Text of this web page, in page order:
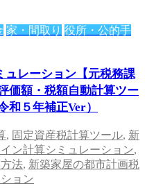
家・間取り 役所・公的手
ュレーション【元税務課
価額・税額自動計算ツー
和５年補正Ver）
, 固定資産税計算ツール, 新
ン計算シミュレーション,
法, 新築家屋の都市計画税
ョン